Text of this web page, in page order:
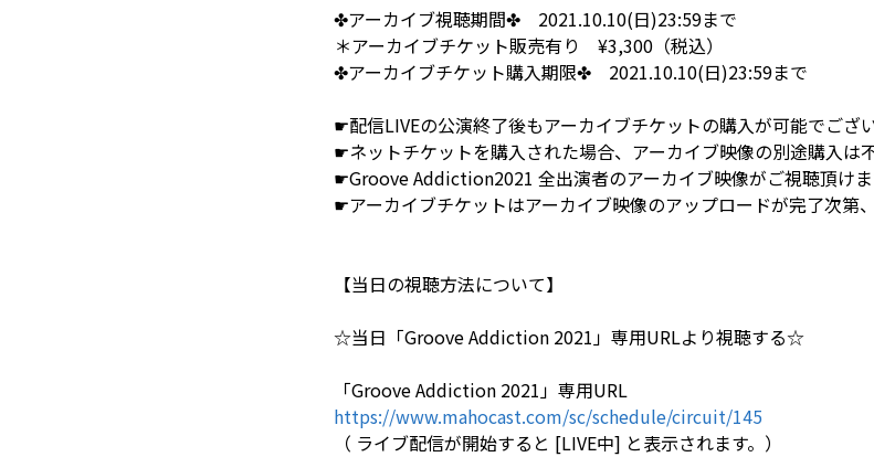
✤アーカイブ視聴期間✤ 2021.10.10(日)23:59まで
＊アーカイブチケット販売有り ¥3,300（税込）
✤アーカイブチケット購入期限✤ 2021.10.10(日)23:59まで
☛配信LIVEの公演終了後もアーカイブチケットの購入が可能でござい
☛ネットチケットを購入された場合、アーカイブ映像の別途購入は
☛Groove Addiction2021 全出演者のアーカイブ映像がご視聴頂けま
☛アーカイブチケットはアーカイブ映像のアップロードが完了次第
【当日の視聴方法について】
☆当日「Groove Addiction 2021」専用URLより視聴する☆
「Groove Addiction 2021」専用URL
https://www.mahocast.com/sc/schedule/circuit/145
（ ライブ配信が開始すると [LIVE中] と表示されます。）